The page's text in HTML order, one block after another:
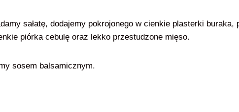
sałatę, dodajemy pokrojonego w cienkie plasterki buraka,
piórka cebulę oraz lekko przestudzone mięso.
sosem balsamicznym.